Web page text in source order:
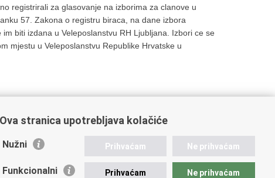
registrirali za glasovanje na izborima za clanove u
57. Zakona o registru biraca, na dane izbora
biti izdana u Veleposlanstvu RH Ljubljana. Izbori ce se
mjestu u Veleposlanstvu Republike Hrvatske u
32 33 34 35 Sljedeća » »»
Ova stranica upotrebljava kolačiće
Nužni Prihvaćam Ne prihvaćam
Funkcionalni Prihvaćam Ne prihvaćam